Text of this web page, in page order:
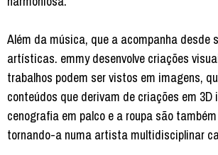
Além da música, que a acompanha desde
artísticas. emmy desenvolve criações
trabalhos podem ser vistos em imagens,
conteúdos que derivam de criações em
cenografia em palco e a roupa são
tornando-a numa artista multidisciplinar